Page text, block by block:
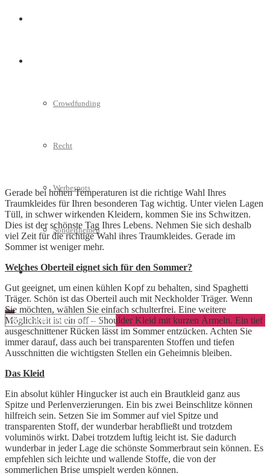
Crowdfunding
Recht
Werbespots
Sonderthemen
Geschäftskonto eröffnen
Gerade bei hohen Temperaturen ist die richtige Wahl Ihres
Traumkleides für Ihren besonderen Tag wichtig. Unter vielen Lagen
Tüll, in schwer wirkenden Kleidern, kommen Sie ins Schwitzen.
Dies ist der schönste Tag Ihres Lebens. Nehmen Sie sich deshalb
viel Zeit für die richtige Wahl ihres Traumkleides. Gerade im
Sommer ist weniger mehr.
Welches Oberteil eignet sich für den Sommer?
Gut geeignet, um einen kühlen Kopf zu behalten, sind Spaghetti
Träger. Schön ist das Oberteil auch mit Neckholder Träger. Wenn
Sie möchten, wählen Sie einfach schulterfrei. Eine weitere
Möglichkeit ist ein off – Shoulder Kleid mit kurzen Ärmeln. Ein tief
ausgeschnittener Rücken lässt im Sommer entzücken. Achten Sie
immer darauf, dass auch bei transparenten Stoffen und tiefen
Ausschnitten die wichtigsten Stellen ein Geheimnis bleiben.
Das Kleid
Ein absolut kühler Hingucker ist auch ein Brautkleid ganz aus
Spitze und Perlenverzierungen. Ein bis zwei Beinschlitze können
hilfreich sein. Setzen Sie im Sommer auf viel Spitze und
transparenten Stoff, der wunderbar herabfließt und trotzdem
voluminös wirkt. Dabei trotzdem luftig leicht ist. Sie dadurch
wunderbar in jeder Lage die schönste Sommerbraut sein können. Es
empfehlen sich leichte und wallende Stoffe, die von der
sommerlichen Brise umspielt werden können.